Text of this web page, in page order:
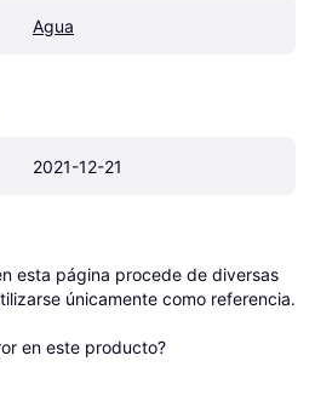
Agua
2021-12-21
esta página procede de diversas
únicamente como referencia.
en este producto?